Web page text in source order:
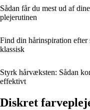
Sådan får du mest ud af
plejerutinen
Find din hårinspiration efter
klassisk
Styrk hårvæksten: Sådan
effektivt
Diskret